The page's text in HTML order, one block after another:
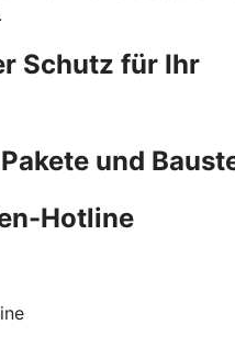
Schutz für Ihr
und
Hotline